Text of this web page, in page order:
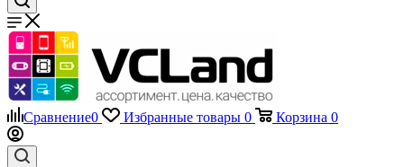
Сравнение0 Избранные товары 0 Корзина 0